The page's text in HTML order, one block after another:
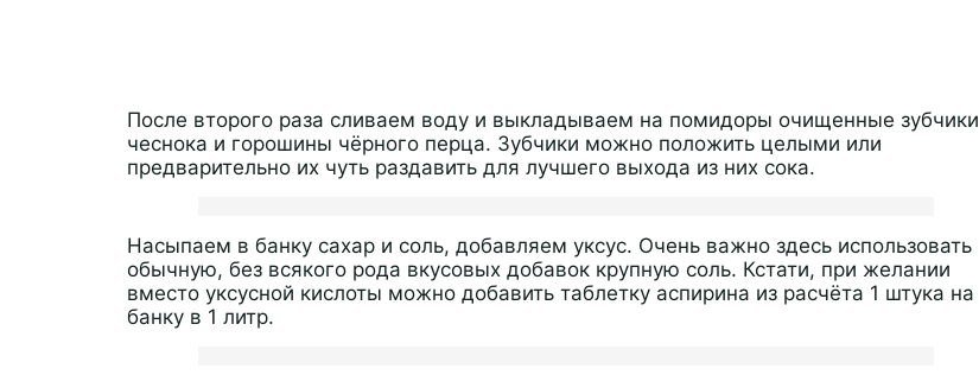
После второго раза сливаем воду и выкладываем на помидоры очищенные зубчики
чеснока и горошины чёрного перца. Зубчики можно положить целыми или
предварительно их чуть раздавить для лучшего выхода из них сока.
Насыпаем в банку сахар и соль, добавляем уксус. Очень важно здесь использовать
обычную, без всякого рода вкусовых добавок крупную соль. Кстати, при желании
вместо уксусной кислоты можно добавить таблетку аспирина из расчёта 1 штука на
банку в 1 литр.